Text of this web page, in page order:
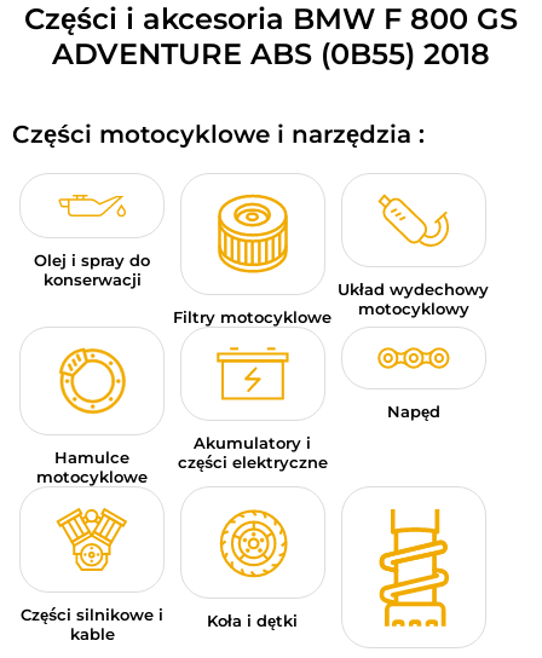
AKCESORIA MOTOCYKLOWE
ODZIEŻ SPORTOWA
OKAZJE I PROMOCJE
KARTY PODARUNKOWE
PL | EUR € — MODYFIKUJ
MARKI
PORADY
SKONTAKTUJ SIĘ Z NAMI
Części i akcesoria BMW F 800 GS
ADVENTURE ABS (0B55) 2018
Części motocyklowe i narzędzia :
Olej i spray do
konserwacji
Filtry motocyklowe
Układ wydechowy
motocyklowy
Hamulce
motocyklowe
Akumulatory i
części elektryczne
Napęd
Części silnikowe i
kable
Koła i dętki